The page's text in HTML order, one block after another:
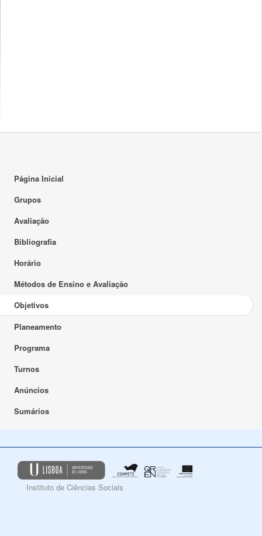
Página Inicial
Grupos
Avaliação
Bibliografia
Horário
Métodos de Ensino e Avaliação
Objetivos
Planeamento
Programa
Turnos
Anúncios
Sumários
Instituto de Ciências Sociais